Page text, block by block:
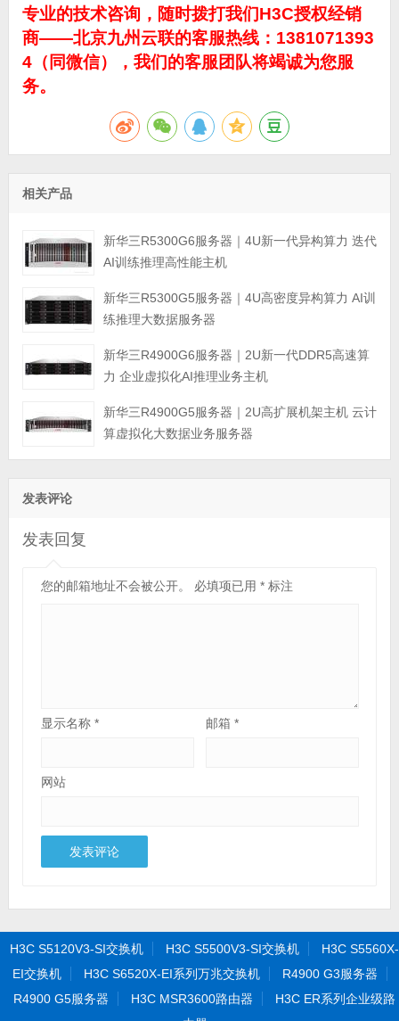
专业的技术咨询，随时拨打我们H3C授权经销
商——北京九州云联的客服热线：1381071393
4（同微信），我们的客服团队将竭诚为您服
务。
相关产品
新华三R5300G6服务器｜4U新一代异构算力 迭代
AI训练推理高性能主机
新华三R5300G5服务器｜4U高密度异构算力 AI训
练推理大数据服务器
新华三R4900G6服务器｜2U新一代DDR5高速算
力 企业虚拟化AI推理业务主机
新华三R4900G5服务器｜2U高扩展机架主机 云计
算虚拟化大数据业务服务器
发表评论
发表回复
您的邮箱地址不会被公开。 必填项已用 *标注
显示名称 * 邮箱*
网站
H3C S5120V3-SI交换机 H3C S5500V3-SI交换机
H3C S5560X-
EI交换机
H3C S6520X-EI系列万兆交换机
R4900 G3服务器
R4900 G5服务器
H3C MSR3600路由器
H3C ER系列企业级路